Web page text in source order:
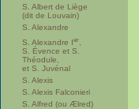
S. Albert de Liège
(dit de Louvain)
S. Alexandre
S. Alexandre Ier
S. Évence et S.
Théodule,
et S. Juvénal
S. Alexis
S. Alexis Falconieri
S. Alfred (ou Ælred)